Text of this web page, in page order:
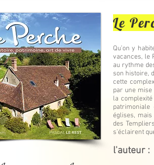
Le
Qu’on y
vacances, le
au rythme
son histoire,
cette
par une
la
patrimoniale
églises, mais
des
s’éclairent
l'auteur :